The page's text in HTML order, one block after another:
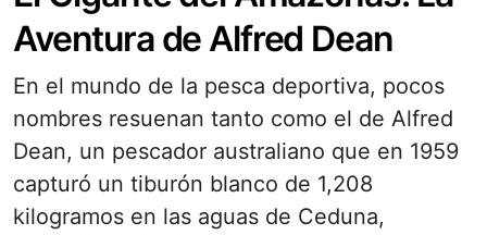
Aventura de Alfred Dean
En el mundo de la pesca deportiva, pocos
nombres resuenan tanto como el de Alfred
Dean, un pescador australiano que en 1959
capturó un tiburón blanco de 1,208
kilogramos en las aguas de Ceduna,